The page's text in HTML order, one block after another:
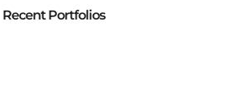
Recent Portfolios